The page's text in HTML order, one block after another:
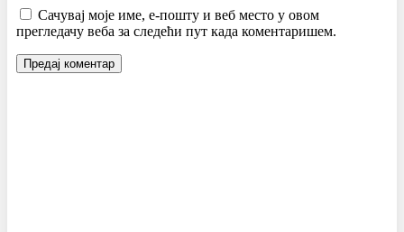
Сачувај моје име, е-пошту и веб место у овом
прегледачу веба за следећи пут када коментаришем.